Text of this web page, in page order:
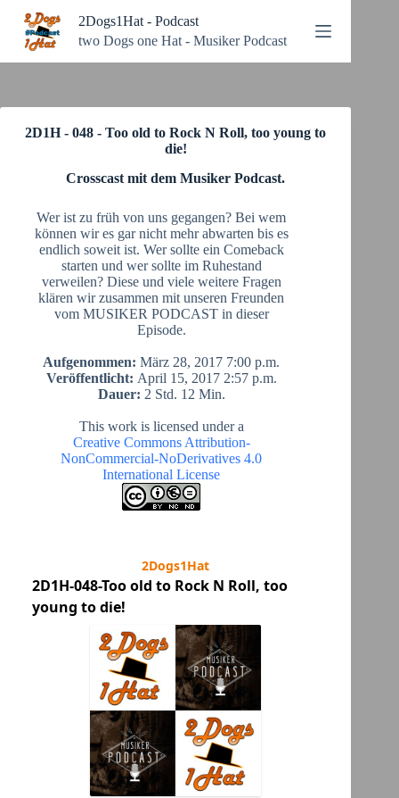
Inhalt
springen
2Dogs1Hat - Podcast
two Dogs one Hat - Musiker Podcast
2D1H - 048 - Too old to Rock N Roll, too young to
die!
Crosscast mit dem Musiker Podcast.
Wer ist zu früh von uns gegangen? Bei wem
können wir es gar nicht mehr abwarten bis es
endlich soweit ist. Wer sollte ein Comeback
starten und wer sollte im Ruhestand
verweilen? Diese und viele weitere Fragen
klären wir zusammen mit unseren Freunden
vom MUSIKER PODCAST in dieser
Episode.
Aufgenommen: März 28, 2017 7:00 p.m.
Veröffentlicht: April 15, 2017 2:57 p.m.
Dauer: 2 Std. 12 Min.
This work is licensed under a
Creative Commons Attribution-
NonCommercial-NoDerivatives 4.0
International License